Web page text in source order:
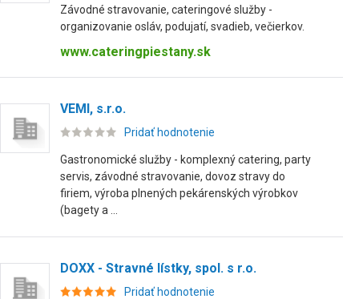
Závodné stravovanie, cateringové služby -
organizovanie osláv, podujatí, svadieb, večierkov.
www.cateringpiestany.sk
VEMI, s.r.o.
Pridať hodnotenie
Gastronomické služby - komplexný catering, party
servis, závodné stravovanie, dovoz stravy do
firiem, výroba plnených pekárenských výrobkov
(bagety a ...
DOXX - Stravné lístky, spol. s r.o.
Pridať hodnotenie